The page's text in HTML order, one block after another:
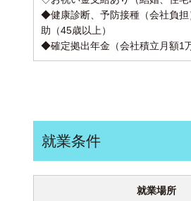
◆健康診断、予防接種（会社負担
助（45歳以上）
◆確定拠出年金（会社積立月額1万
就業条件
就業場所